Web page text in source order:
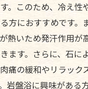
。このため、冷え性
方におすすめです。
熱いため発汗作用が
ます。さらに、石に
痛の緩和やリラック
岩盤浴に興味がある